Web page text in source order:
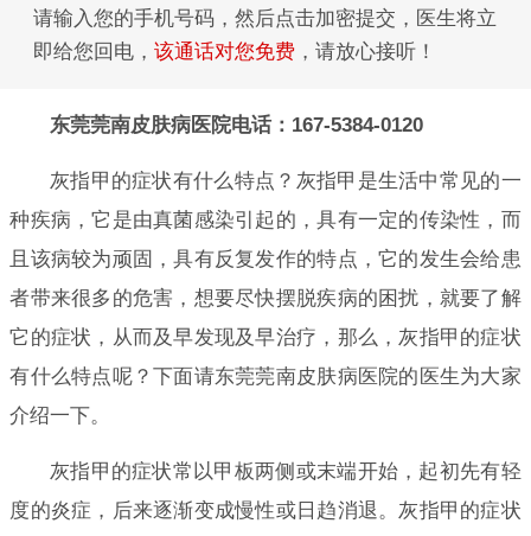
请输入您的手机号码，然后点击加密提交，医生将立
即给您回电， 该通话对您免费 ，请放心接听！
东莞莞南皮肤病医院电话：167-5384-0120
灰指甲的症状有什么特点？灰指甲是生活中常见的一
种疾病，它是由真菌感染引起的，具有一定的传染性，而
且该病较为顽固，具有反复发作的特点，它的发生会给患
者带来很多的危害，想要尽快摆脱疾病的困扰，就要了解
它的症状，从而及早发现及早治疗，那么，灰指甲的症状
有什么特点呢？下面请东莞莞南皮肤病医院的医生为大家
介绍一下。
灰指甲的症状常以甲板两侧或末端开始，起初先有轻
度的炎症，后来逐渐变成慢性或日趋消退。灰指甲的症状